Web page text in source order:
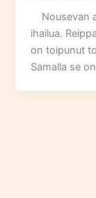
Nousevan
ihailua.
on toipunut
Samalla se